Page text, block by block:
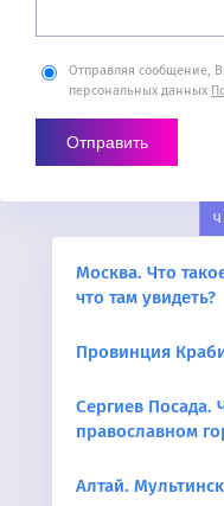
Отправляя сообщение,
персональных данных
Москва. Что
что там увидеть?
Провинция
Сергиев Посада.
православном
Алтай.